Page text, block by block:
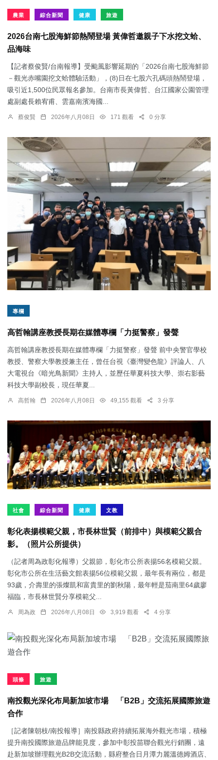
農業 綜合新聞 健康 旅遊
2026台南七股海鮮節熱鬧登場 黃偉哲邀親子下水挖文蛤、
品海味
【記者蔡俊賢/台南報導】受颱風影響延期的「2026台南七股海鮮節
－觀光赤嘴園挖文蛤體驗活動」，(8)日在七股六孔碼頭熱鬧登場，
吸引近1,500位民眾報名參加。台南市長黃偉哲、台江國家公園管理
處副處長賴宥甫、雲嘉南濱海國...
蔡俊賢 2026年八月08日 171 觀看 0 分享
專欄
高哲翰講座教授長期在媒體專欄「力挺警察」發聲
高哲翰講座教授長期在媒體專欄「力挺警察」發聲 前中央警官學校
教授、警察大學教授兼主任，曾任台視《臺灣變色龍》評論人、八
大電視台《暗光鳥新聞》主持人，並歷任華夏科技大學、崇右影藝
科技大學副校長，現任華夏...
高哲翰 2026年八月08日 49,155 觀看 3 分享
社會 綜合新聞 健康 文教
彰化表揚模範父親，市長林世賢（前排中）與模範父親合
影。（照片公所提供）
（記者周為政彰化報導）父親節，彰化市公所表揚56名模範父親。
彰化市公所在生活藝文館表揚56位模範父親，最年長有兩位，都是
93歲，介壽里的張燦凱和富貴里的劉秋陽，最年輕是茄南里64歲廖
福臨，市長林世賢分享模範父...
周為政 2026年八月08日 3,919 觀看 4 分享
頭條 旅遊
南投觀光深化布局新加坡市場 「B2B」交流拓展國際旅遊
合作
［記者陳朝枝/南投報導］南投縣政府持續拓展海外觀光市場，積極
提升南投國際旅遊品牌能見度，參加中彰投苗聯合觀光行銷團，遠
赴新加坡辦理觀光B2B交流活動，縣府整合日月潭力麗溫德姆酒店、